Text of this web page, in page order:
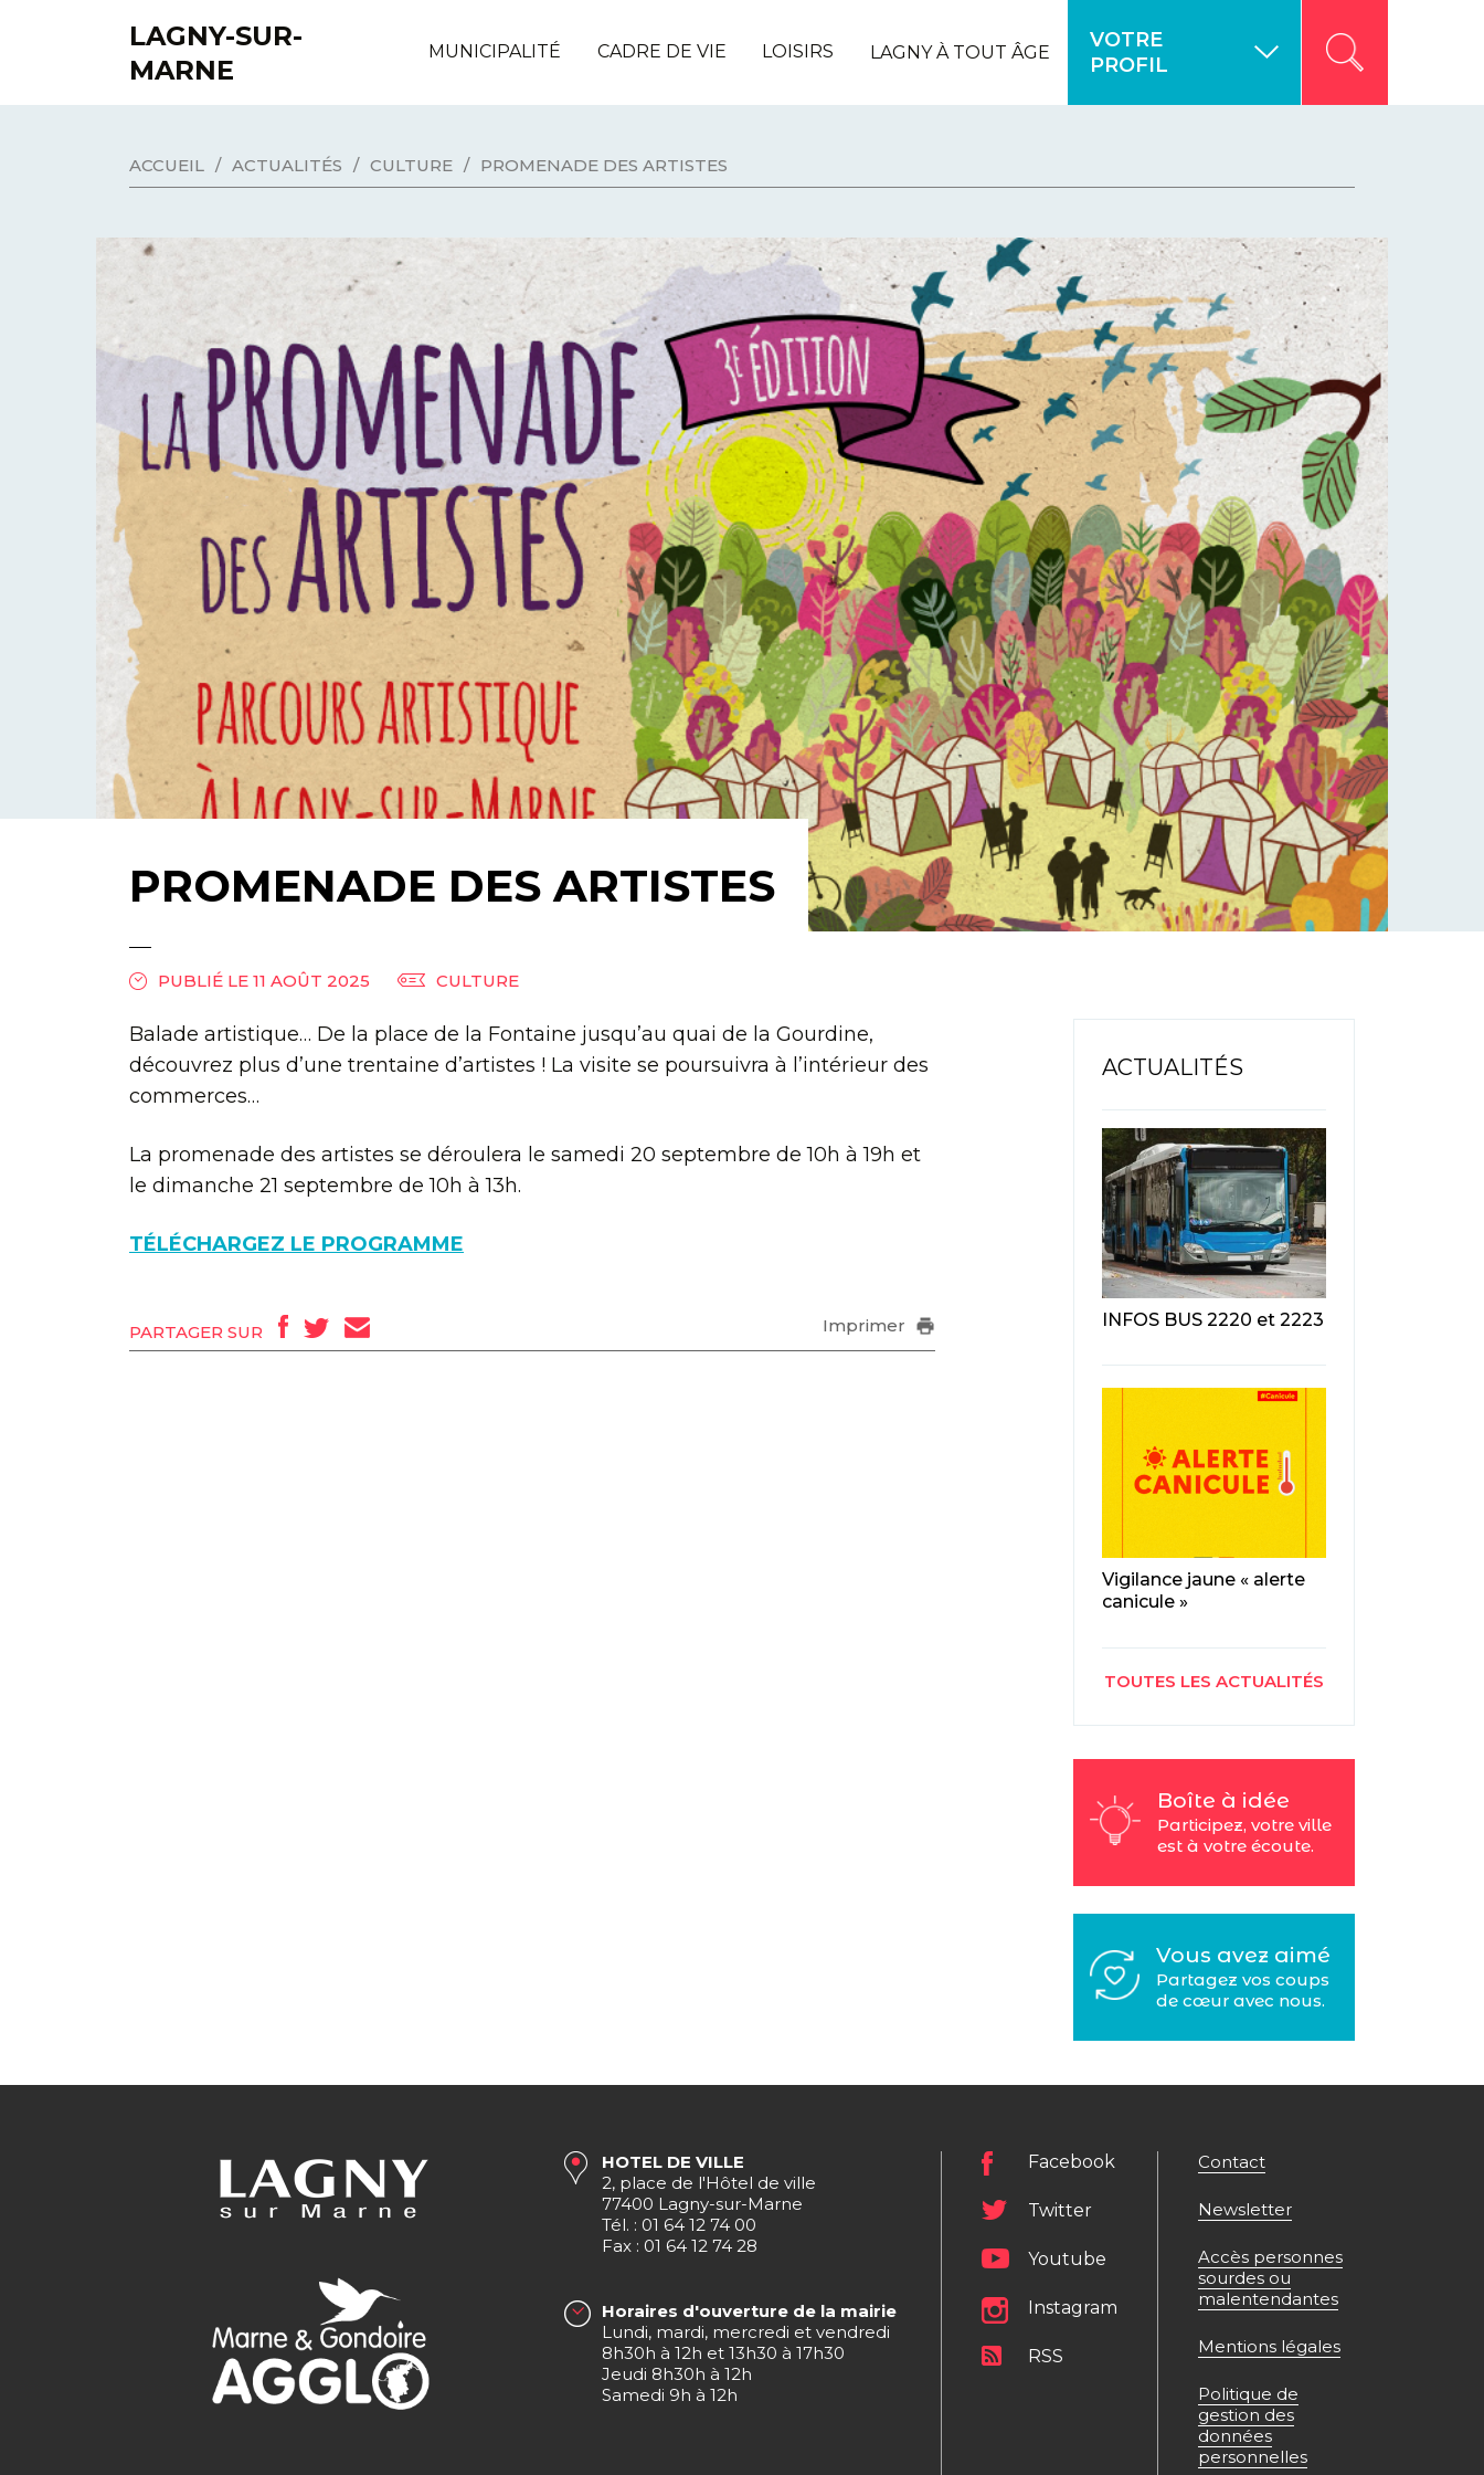
LAGNY-SUR-
MARNE
MUNICIPALITÉ CADRE DE VIE LOISIRS LAGNY À TOUT ÂGE
VOTRE
PROFIL
ACCUEIL / ACTUALITÉS / CULTURE / PROMENADE DES ARTISTES
PROMENADE DES ARTISTES
PUBLIÉ LE 11 AOÛT 2025 CULTURE
Balade artistique… De la place de la Fontaine jusqu’au quai de la Gourdine,
découvrez plus d’une trentaine d’artistes ! La visite se poursuivra à l’intérieur des
commerces…
La promenade des artistes se déroulera le samedi 20 septembre de 10h à 19h et
le dimanche 21 septembre de 10h à 13h.
TÉLÉCHARGEZ LE PROGRAMME
PARTAGER SUR Imprimer
ACTUALITÉS
INFOS BUS 2220 et 2223
Vigilance jaune « alerte
canicule »
TOUTES LES ACTUALITÉS
Boîte à idée
Participez, votre ville
est à votre écoute.
Vous avez aimé
Partagez vos coups
de cœur avec nous.
HOTEL DE VILLE
2, place de l'Hôtel de ville
77400 Lagny-sur-Marne
Tél. : 01 64 12 74 00
Fax : 01 64 12 74 28
Horaires d'ouverture de la mairie
Lundi, mardi, mercredi et vendredi
8h30h à 12h et 13h30 à 17h30
Jeudi 8h30h à 12h
Samedi 9h à 12h
Facebook
Twitter
Youtube
Instagram
RSS
Contact
Newsletter
Accès personnes
sourdes ou
malentendantes
Mentions légales
Politique de
gestion des
données
personnelles